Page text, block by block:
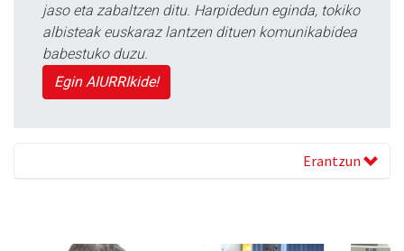
jaso eta zabaltzen ditu. Harpidedun eginda, tokiko
albisteak euskaraz lantzen dituen komunikabidea
babestuko duzu.
Egin AIURRIkide!
Erantzun